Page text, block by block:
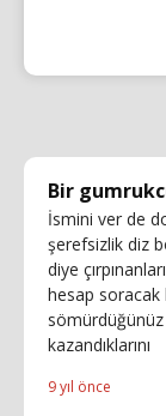
Bir
İsmini ver de
şerefsizlik diz
diye
hesap soracak
kazandıklarını
9 yıl önce